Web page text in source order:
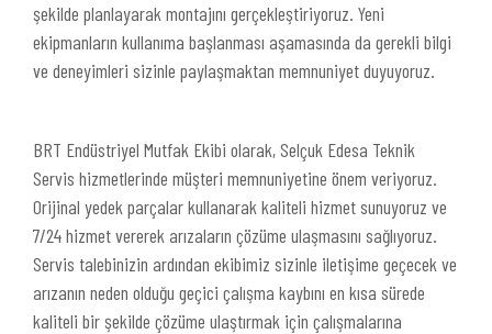
şekilde planlayarak montajını gerçekleştiriyoruz. Yeni
ekipmanların kullanıma başlanması aşamasında da gerekli bilgi
ve deneyimleri sizinle paylaşmaktan memnuniyet duyuyoruz.
BRT Endüstriyel Mutfak Ekibi olarak, Selçuk Edesa Teknik
Servis hizmetlerinde müşteri memnuniyetine önem veriyoruz.
Orijinal yedek parçalar kullanarak kaliteli hizmet sunuyoruz ve
7/24 hizmet vererek arızaların çözüme ulaşmasını sağlıyoruz.
Servis talebinizin ardından ekibimiz sizinle iletişime geçecek ve
arızanın neden olduğu geçici çalışma kaybını en kısa sürede
kaliteli bir şekilde çözüme ulaştırmak için çalışmalarına